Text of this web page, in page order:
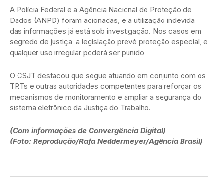
A Polícia Federal e a Agência Nacional de Proteção de
Dados (ANPD) foram acionadas, e a utilização indevida
das informações já está sob investigação. Nos casos em
segredo de justiça, a legislação prevê proteção especial, e
qualquer uso irregular poderá ser punido.
O CSJT destacou que segue atuando em conjunto com os
TRTs e outras autoridades competentes para reforçar os
mecanismos de monitoramento e ampliar a segurança do
sistema eletrônico da Justiça do Trabalho.
(Com informações de Convergência Digital)
(Foto: Reprodução/Rafa Neddermeyer/Agência Brasil)